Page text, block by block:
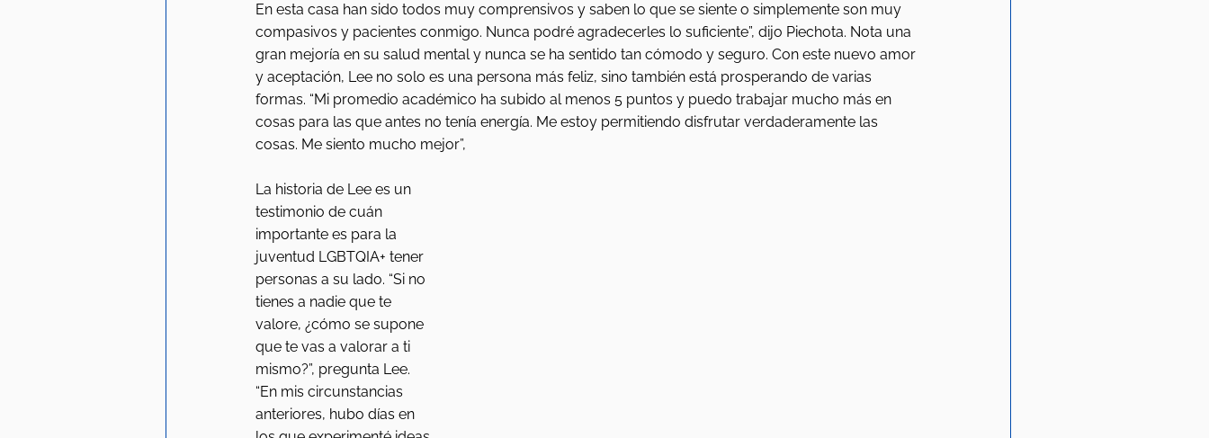
En esta casa han sido todos muy comprensivos y saben lo que se siente o simplemente son muy
compasivos y pacientes conmigo. Nunca podré agradecerles lo suficiente”, dijo Piechota. Nota una
gran mejoría en su salud mental y nunca se ha sentido tan cómodo y seguro. Con este nuevo amor
y aceptación, Lee no solo es una persona más feliz, sino también está prosperando de varias
formas. “Mi promedio académico ha subido al menos 5 puntos y puedo trabajar mucho más en
cosas para las que antes no tenía energía. Me estoy permitiendo disfrutar verdaderamente las
cosas. Me siento mucho mejor”,
La historia de Lee es un
testimonio de cuán
importante es para la
juventud LGBTQIA+ tener
personas a su lado. “Si no
tienes a nadie que te
valore, ¿cómo se supone
que te vas a valorar a ti
mismo?”, pregunta Lee.
“En mis circunstancias
anteriores, hubo días en